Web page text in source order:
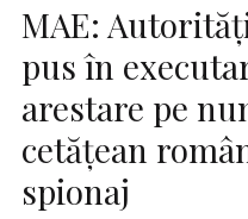
MAE:
pus în
arestare pe
cetăţean
spionaj